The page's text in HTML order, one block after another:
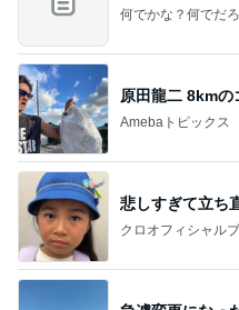
何でかな？何でだ
原田龍二 8kmの
Amebaトピックス
悲しすぎて立ち
クロオフィシャル